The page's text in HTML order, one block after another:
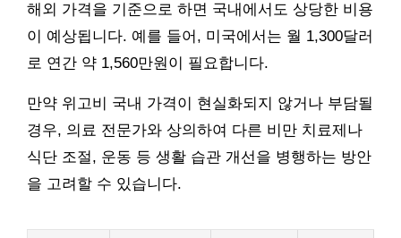
해외 가격을 기준으로 하면 국내에서도 상당한 비용
이 예상됩니다. 예를 들어, 미국에서는 월 1,300달러
로 연간 약 1,560만원이 필요합니다.
만약 위고비 국내 가격이 현실화되지 않거나 부담될
경우, 의료 전문가와 상의하여 다른 비만 치료제나
식단 조절, 운동 등 생활 습관 개선을 병행하는 방안
을 고려할 수 있습니다.